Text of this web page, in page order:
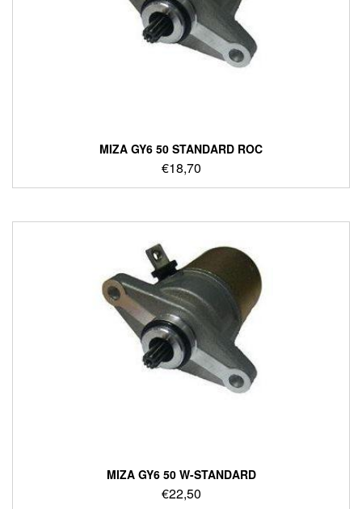
ΜΙΖΑ GY6 50 STANDARD ROC
€18,70
ΜΙΖΑ GY6 50 W-STANDARD
€22,50